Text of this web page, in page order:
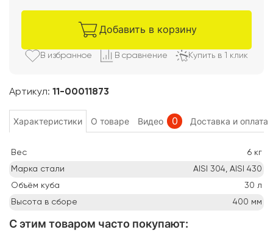
Артикул: 11-00011873
Добавить в корзину
В избранное В сравнение Купить в 1 клик
Характеристики О товаре Видео 0 Доставка и оплата
Вес 6 кг
Марка стали
AISI 304, AISI 430
Объём куба
30 л
Высота в сборе
400 мм
С этим товаром часто покупают: